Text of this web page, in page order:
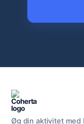
Øg din aktivitet med